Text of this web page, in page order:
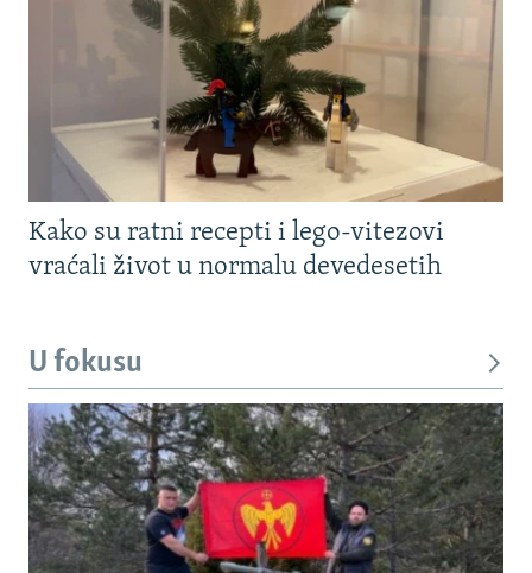
Kako su ratni recepti i lego-vitezovi
vraćali život u normalu devedesetih
U fokusu